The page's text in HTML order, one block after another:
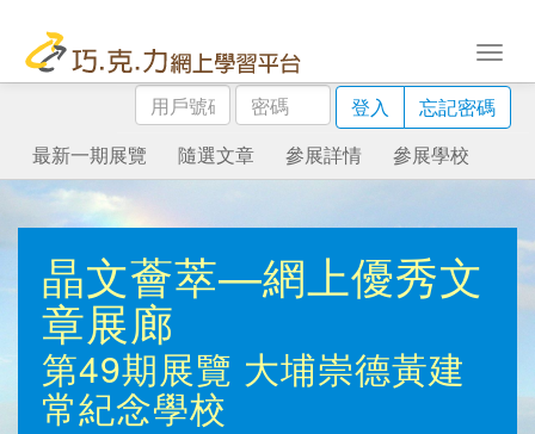
用
戶
號
碼
密
碼
登入
忘記密碼
最新一期展覽
隨選文章 參展詳情 參展學校
晶文薈萃—網上優秀文
章展廊
第49期展覽 大埔崇德黃建
常紀念學校